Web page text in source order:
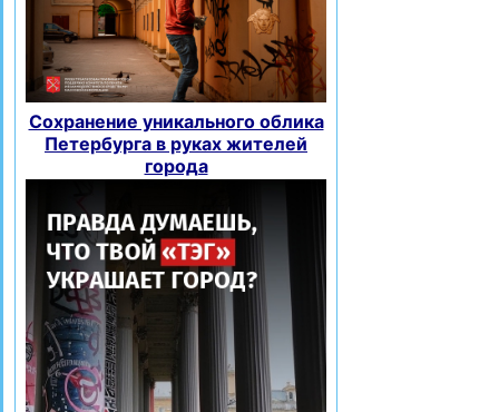
Сохранение уникального облика
Петербурга в руках жителей
города